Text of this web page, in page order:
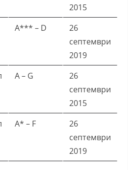
2015
A*** – D
26
септември
2019
A – G
26
септември
2015
A* – F
26
септември
2019